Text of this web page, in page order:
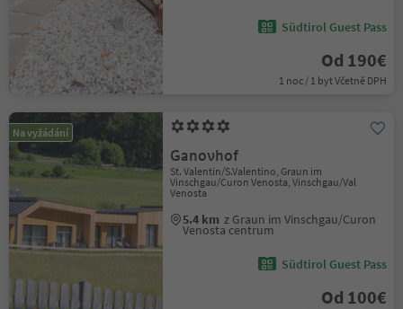
Südtirol Guest Pass
Od 190€
1 noc / 1 byt Včetně DPH
Na vyžádání
Ganovhof
St. Valentin/S.Valentino, Graun im
Vinschgau/Curon Venosta, Vinschgau/Val
Venosta
5.4 km z Graun im Vinschgau/Curon
Venosta centrum
Südtirol Guest Pass
Od 100€